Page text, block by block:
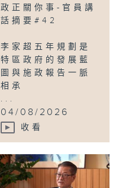
政正關你事-官員講
話摘要#42
李家超五年規劃是
特區政府的發展藍
圖與施政報告一脈
相承
...
04/08/2026
收看